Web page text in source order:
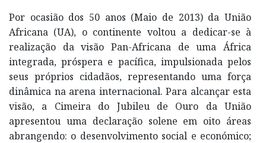
Por ocasião dos 50 anos (Maio de 2013) da União
Africana (UA), o continente voltou a dedicar-se à
realização da visão Pan-Africana de uma África
integrada, próspera e pacífica, impulsionada pelos
seus próprios cidadãos, representando uma força
dinâmica na arena internacional. Para alcançar esta
visão, a Cimeira do Jubileu de Ouro da União
apresentou uma declaração solene em oito áreas
abrangendo: o desenvolvimento social e económico;